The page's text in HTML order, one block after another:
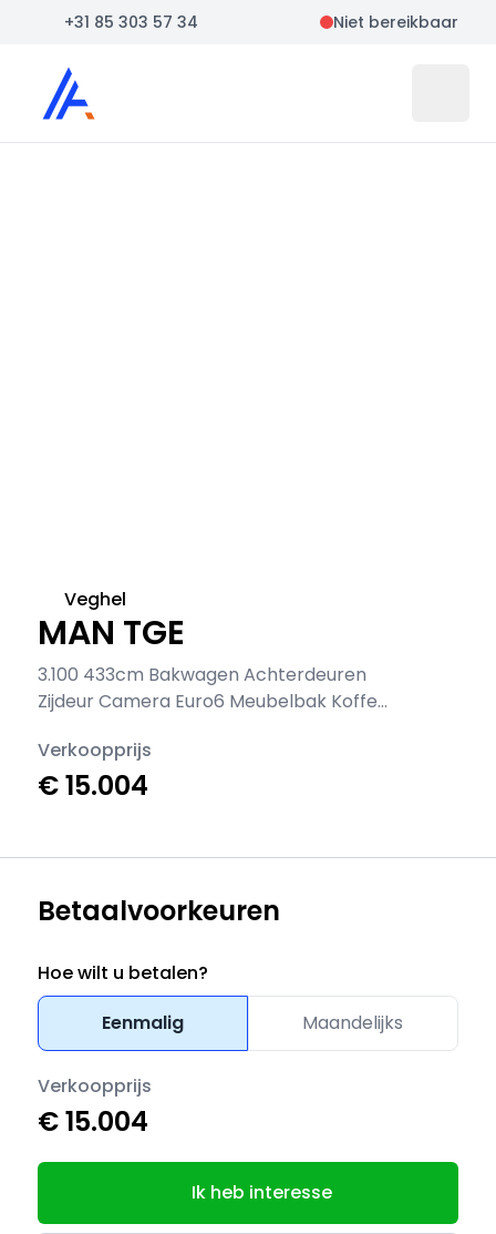
+31 85 303 57 34 Niet bereikbaar
Auto Atlas
MAN TGE
3.100 433cm Bakwagen Achterdeuren
Zijdeur Camera Euro6 Meubelbak Koffer
Veghel
Verkoopprijs
€ 15.004
Betaalvoorkeuren
Hoe wilt u betalen?
Eenmalig
Maandelijks
Verkoopprijs
€ 15.004
Ik heb interesse